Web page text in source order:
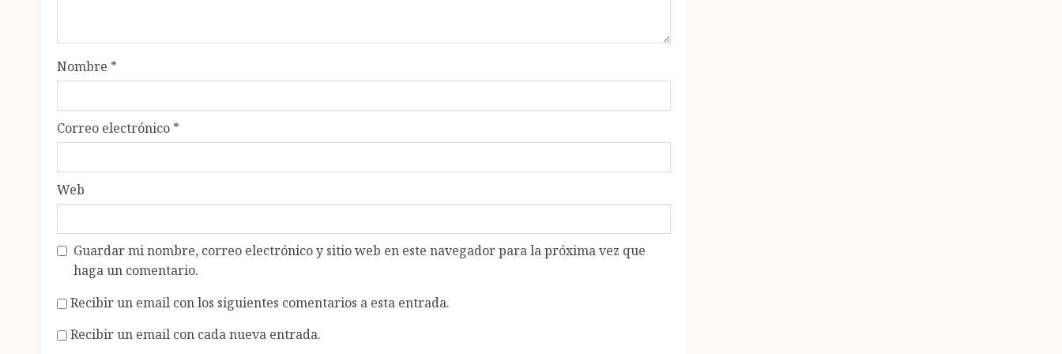
Nombre *
Correo electrónico *
Web
Guardar mi nombre, correo electrónico y sitio web en este navegador para la próxima vez que
haga un comentario.
Recibir un email con los siguientes comentarios a esta entrada.
Recibir un email con cada nueva entrada.